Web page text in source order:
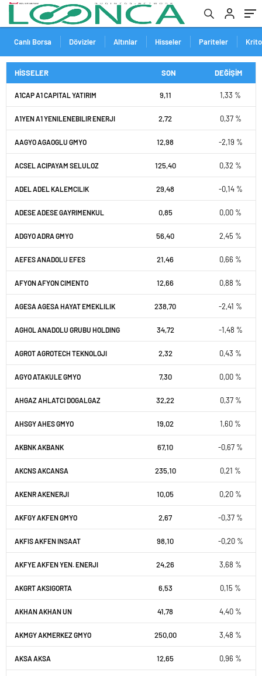
Canlı Borsa Dövizler Altınlar Hisseler Pariteler
HİSSELER SON DEĞİŞİM
A1CAP A1 CAPITAL YATIRIM 9,11 1,33 %
A1YEN A1 YENILENEBILIR ENERJI 2,72 0,37 %
AAGYO AGAOGLU GMYO 12,98 -2,19 %
ACSEL ACIPAYAM SELULOZ 125,40 0,32 %
ADEL ADEL KALEMCILIK 29,48 -0,14 %
ADESE ADESE GAYRIMENKUL 0,85 0,00 %
ADGYO ADRA GMYO 56,40 2,45 %
AEFES ANADOLU EFES 21,46 0,66 %
AFYON AFYON CIMENTO 12,66 0,88 %
AGESA AGESA HAYAT EMEKLILIK 238,70 -2,41 %
AGHOL ANADOLU GRUBU HOLDING 34,72 -1,48 %
AGROT AGROTECH TEKNOLOJI 2,32 0,43 %
AGYO ATAKULE GMYO 7,30 0,00 %
AHGAZ AHLATCI DOGALGAZ 32,22 0,37 %
AHSGY AHES GMYO 19,02 1,60 %
AKBNK AKBANK 67,10 -0,67 %
AKCNS AKCANSA 235,10 0,21 %
AKENR AKENERJI 10,05 0,20 %
AKFGY AKFEN GMYO 2,67 -0,37 %
AKFIS AKFEN INSAAT 98,10 -0,20 %
AKFYE AKFEN YEN. ENERJI 24,26 3,68 %
AKGRT AKSIGORTA 6,53 0,15 %
AKHAN AKHAN UN 41,78 4,40 %
AKMGY AKMERKEZ GMYO 250,00 3,48 %
AKSA AKSA 12,65 0,96 %